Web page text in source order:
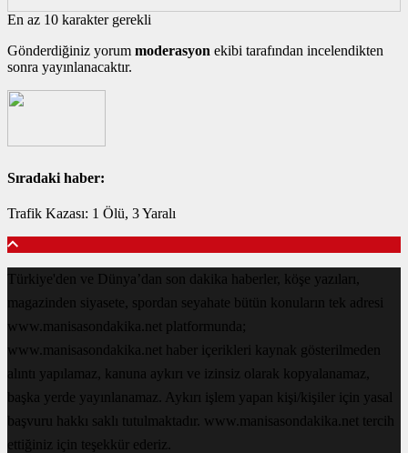
En az 10 karakter gerekli
Gönderdiğiniz yorum moderasyon ekibi tarafından incelendikten
sonra yayınlanacaktır.
Sıradaki haber:
Trafik Kazası: 1 Ölü, 3 Yaralı
Türkiye'den ve Dünya’dan son dakika haberler, köşe yazıları,
magazinden siyasete, spordan seyahate bütün konuların tek adresi
www.manisasondakika.net platformunda;
www.manisasondakika.net haber içerikleri kaynak gösterilmeden
alıntı yapılamaz, kanuna aykırı ve izinsiz olarak kopyalanamaz,
başka yerde yayınlanamaz. Aykırı işlem yapan kişi/kişiler için yasal
başvuru hakkı saklı tutulmaktadır. www.manisasondakika.net tercih
ettiğiniz için teşekkür ederiz.